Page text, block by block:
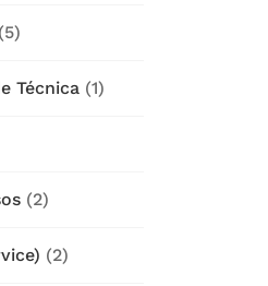
(5)
Técnica (1)
(2)
(2)